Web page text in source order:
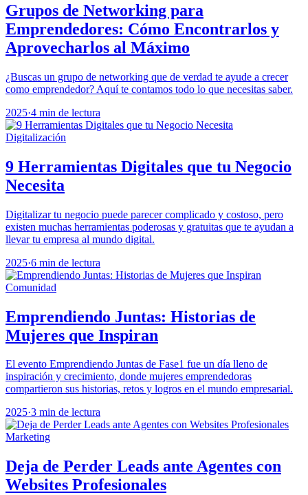
Grupos de Networking para
Emprendedores: Cómo Encontrarlos y
Aprovecharlos al Máximo
¿Buscas un grupo de networking que de verdad te ayude a crecer
como emprendedor? Aquí te contamos todo lo que necesitas saber.
2025·4 min de lectura
Digitalización
9 Herramientas Digitales que tu Negocio
Necesita
Digitalizar tu negocio puede parecer complicado y costoso, pero
existen muchas herramientas poderosas y gratuitas que te ayudan a
llevar tu empresa al mundo digital.
2025·6 min de lectura
Comunidad
Emprendiendo Juntas: Historias de
Mujeres que Inspiran
El evento Emprendiendo Juntas de Fase1 fue un día lleno de
inspiración y crecimiento, donde mujeres emprendedoras
compartieron sus historias, retos y logros en el mundo empresarial.
2025·3 min de lectura
Marketing
Deja de Perder Leads ante Agentes con
Websites Profesionales